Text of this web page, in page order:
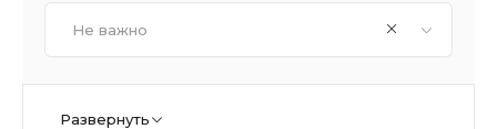
Не важно
Развернуть